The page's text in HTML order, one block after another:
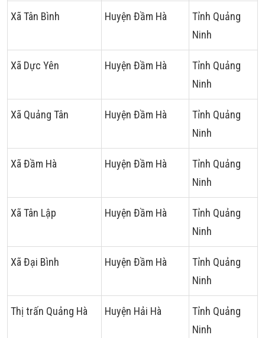
Xã Tân Bình Huyện Đầm Hà
Tỉnh Quảng
Ninh
Xã Dực Yên Huyện Đầm Hà
Tỉnh Quảng
Ninh
Xã Quảng Tân Huyện Đầm Hà
Tỉnh Quảng
Ninh
Xã Đầm Hà Huyện Đầm Hà
Tỉnh Quảng
Ninh
Xã Tân Lập Huyện Đầm Hà
Tỉnh Quảng
Ninh
Xã Đại Bình Huyện Đầm Hà
Tỉnh Quảng
Ninh
Thị trấn Quảng Hà Huyện Hải Hà
Tỉnh Quảng
Ninh